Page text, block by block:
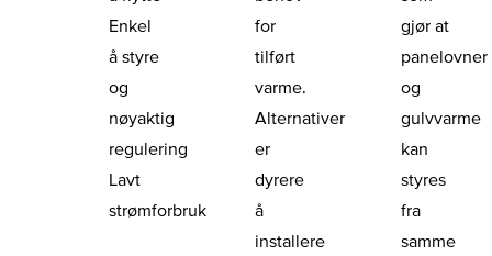
Enkel
å styre
og
nøyaktig
regulering
Lavt
strømforbruk
for
tilført
varme.
Alternativer
er
dyrere
å
installere
gjør at
panelovner
og
gulvvarme
kan
styres
fra
samme